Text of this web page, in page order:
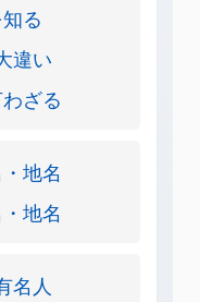
る
違い
ざる
地名
地名
名人